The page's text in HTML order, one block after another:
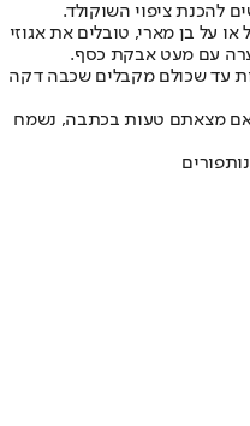
להכנת ציפוי השוקולד.
על בן מארי, טובלים את אגוזי
עם מעט אבקת כסף.
עד שכולם מקבלים שכבה דקה
אם מצאתם טעות בכתבה, נשמח
פורים